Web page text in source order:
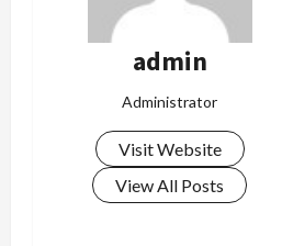
admin
Administrator
Visit Website
View All Posts